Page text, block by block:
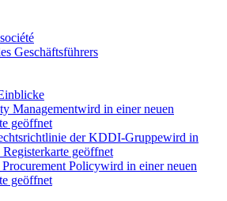
Geschäftsführers
Managementwird in einer neuen
geöffnet
der KDDI-Gruppewird in
Registerkarte geöffnet
Procurement Policywird in einer neuen
geöffnet